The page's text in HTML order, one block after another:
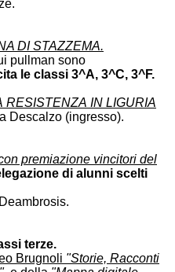
DI STAZZEMA.
pullman sono
le classi 3^A, 3^C, 3^F.
RESISTENZA IN LIGURIA
Descalzo (ingresso).
premiazione vincitori del
di alunni scelti
terze.
Brugnoli "Storie, Racconti